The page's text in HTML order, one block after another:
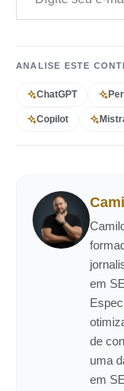
ANALISE ESTE
ChatGPT
Copilot
em
de
uma
em